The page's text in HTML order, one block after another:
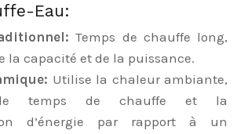
Eau:
Temps de chauffe long,
la capacité et de la puissance.
Utilise la chaleur ambiante,
le temps de chauffe et la
d’énergie par rapport à un